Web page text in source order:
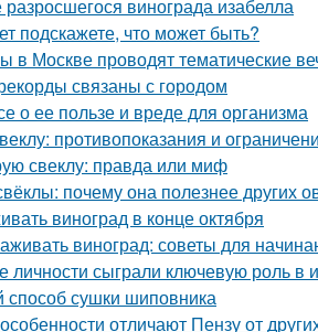
винограда изабелла
подскажете, что может быть?
в Москве проводят тематические
связаны с городом
о ее пользе и вреде для организма
противопоказания и
свеклу: правда или миф
почему она полезнее других
виноград в конце октября
виноград: советы для
личности сыграли ключевую роль в
способ сушки шиповника
отличают Пензу от